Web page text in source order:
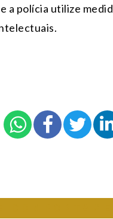
a polícia utilize